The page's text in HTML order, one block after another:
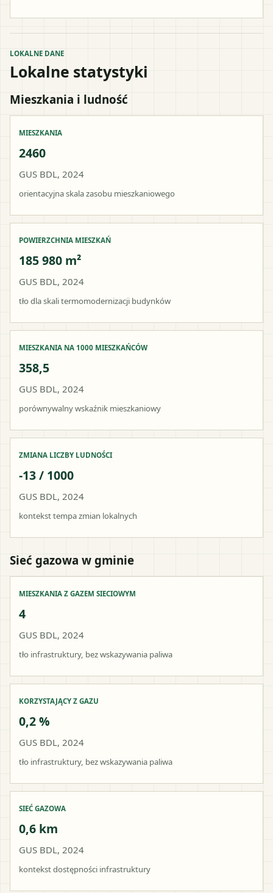
LOKALNE DANE
Lokalne statystyki
Mieszkania i ludność
MIESZKANIA
2460
GUS BDL, 2024
orientacyjna skala zasobu mieszkaniowego
POWIERZCHNIA MIESZKAŃ
185 980 m²
GUS BDL, 2024
tło dla skali termomodernizacji budynków
MIESZKANIA NA 1000 MIESZKAŃCÓW
358,5
GUS BDL, 2024
porównywalny wskaźnik mieszkaniowy
ZMIANA LICZBY LUDNOŚCI
-13 / 1000
GUS BDL, 2024
kontekst tempa zmian lokalnych
Sieć gazowa w gminie
MIESZKANIA Z GAZEM SIECIOWYM
4
GUS BDL, 2024
tło infrastruktury, bez wskazywania paliwa
KORZYSTAJĄCY Z GAZU
0,2 %
GUS BDL, 2024
tło infrastruktury, bez wskazywania paliwa
SIEĆ GAZOWA
0,6 km
GUS BDL, 2024
kontekst dostępności infrastruktury